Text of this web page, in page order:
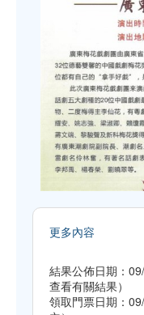
更多內容
結果公佈日期：
查看有關結果）
領取門票日期：